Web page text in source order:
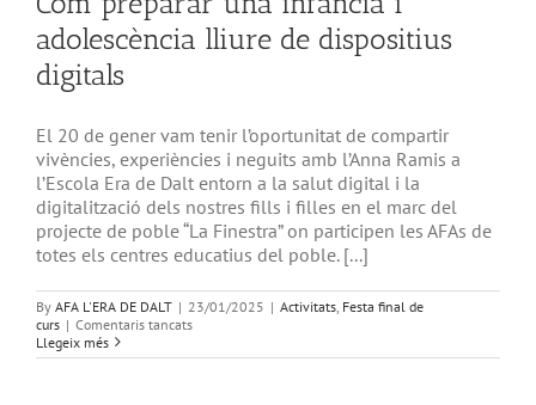
i
segura
adolescència lliure de dispositius
digitals
El 20 de gener vam tenir l’oportunitat de compartir
vivències, experiències i neguits amb l’Anna Ramis a
l’Escola Era de Dalt entorn a la salut digital i la
digitalització dels nostres fills i filles en el marc del
projecte de poble “La Finestra” on participen les AFAs de
totes els centres educatius del poble. [...]
By AFA L'ERA DE DALT | 23/01/2025 | Activitats Festa final de
curs | Comentaris tancatsa
preparar
Llegeix més